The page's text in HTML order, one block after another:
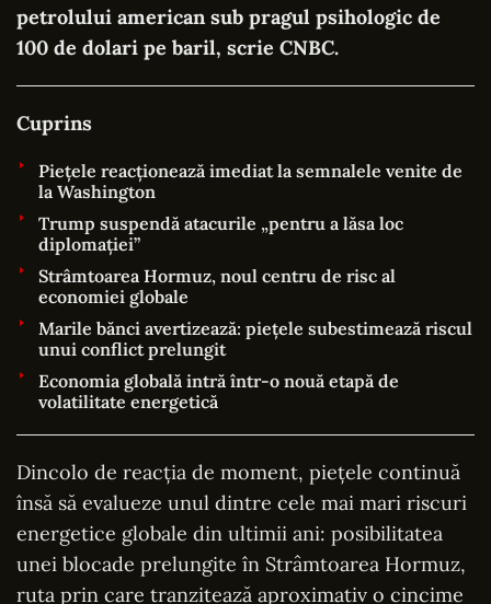
petrolului american sub pragul psihologic de
100 de dolari pe baril, scrie CNBC.
Cuprins
Piețele reacționează imediat la semnalele venite de
la Washington
Trump suspendă atacurile „pentru a lăsa loc
diplomației”
Strâmtoarea Hormuz, noul centru de risc al
economiei globale
Marile bănci avertizează: piețele subestimează riscul
unui conflict prelungit
Economia globală intră într-o nouă etapă de
volatilitate energetică
Dincolo de reacția de moment, piețele continuă
însă să evalueze unul dintre cele mai mari riscuri
energetice globale din ultimii ani: posibilitatea
unei blocade prelungite în Strâmtoarea Hormuz,
ruta prin care tranzitează aproximativ o cincime